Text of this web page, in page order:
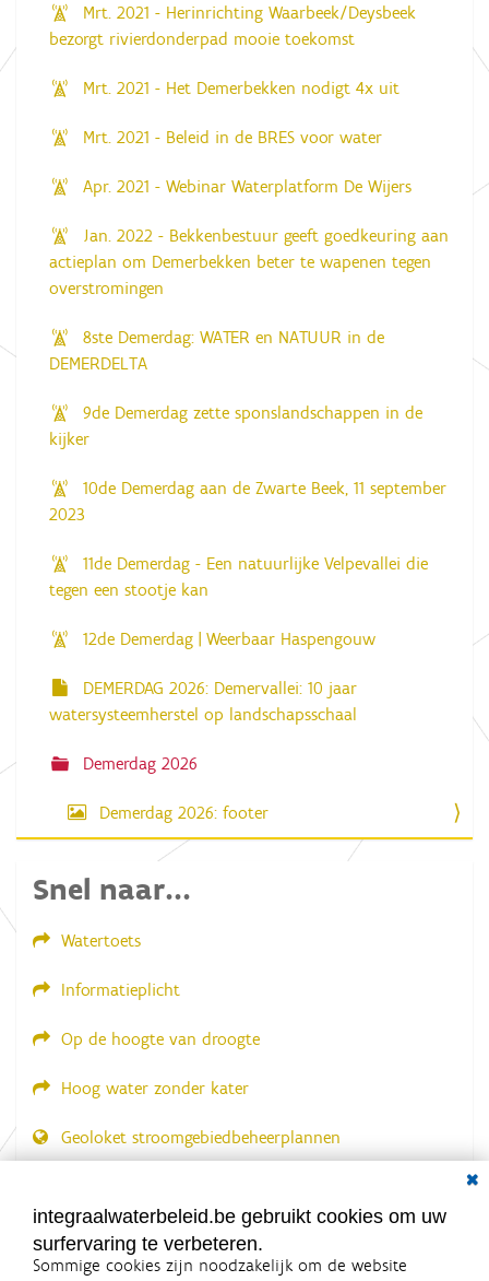
Mrt. 2021 - Herinrichting Waarbeek/Deysbeek
bezorgt rivierdonderpad mooie toekomst
Mrt. 2021 - Het Demerbekken nodigt 4x uit
Mrt. 2021 - Beleid in de BRES voor water
Apr. 2021 - Webinar Waterplatform De Wijers
Jan. 2022 - Bekkenbestuur geeft goedkeuring aan
actieplan om Demerbekken beter te wapenen tegen
overstromingen
8ste Demerdag: WATER en NATUUR in de
DEMERDELTA
9de Demerdag zette sponslandschappen in de
kijker
10de Demerdag aan de Zwarte Beek, 11 september
2023
11de Demerdag - Een natuurlijke Velpevallei die
tegen een stootje kan
12de Demerdag | Weerbaar Haspengouw
DEMERDAG 2026: Demervallei: 10 jaar
watersysteemherstel op landschapsschaal
Demerdag 2026
Demerdag 2026: footer
Snel naar...
Watertoets
Informatieplicht
Op de hoogte van droogte
Hoog water zonder kater
Geoloket stroomgebiedbeheerplannen
LOGIN VEREIST
integraalwaterbeleid.be gebruikt cookies om uw
surfervaring te verbeteren.
Sommige cookies zijn noodzakelijk om de website